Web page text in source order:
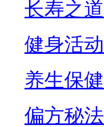
长寿之道
健身活动
养生保健
偏方秘法